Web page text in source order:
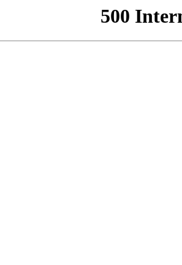
500